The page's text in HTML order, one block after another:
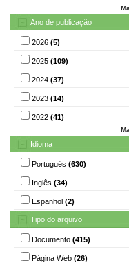
Ano de publicação
2026 (5)
2025 (109)
2024 (37)
2023 (14)
2022 (41)
Idioma
Português (630)
Inglês (34)
Espanhol (2)
Tipo do arquivo
Documento (415)
Página Web (26)